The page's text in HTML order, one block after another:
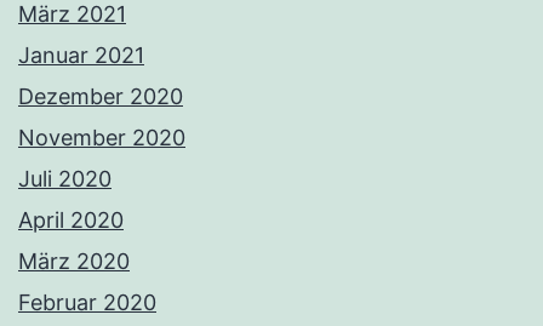
März 2021
Januar 2021
Dezember 2020
November 2020
Juli 2020
April 2020
März 2020
Februar 2020